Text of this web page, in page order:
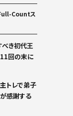
Full-Countス
き初代王
回の末に
トレで弟子
感謝する